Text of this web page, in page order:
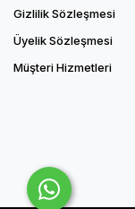
Gizlilik Sözleşmesi
Üyelik Sözleşmesi
Müşteri Hizmetleri